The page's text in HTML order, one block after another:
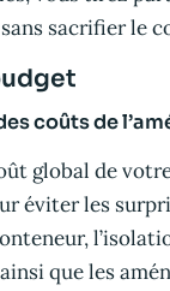
sacrifier le
coûts de
global de
éviter les
que les